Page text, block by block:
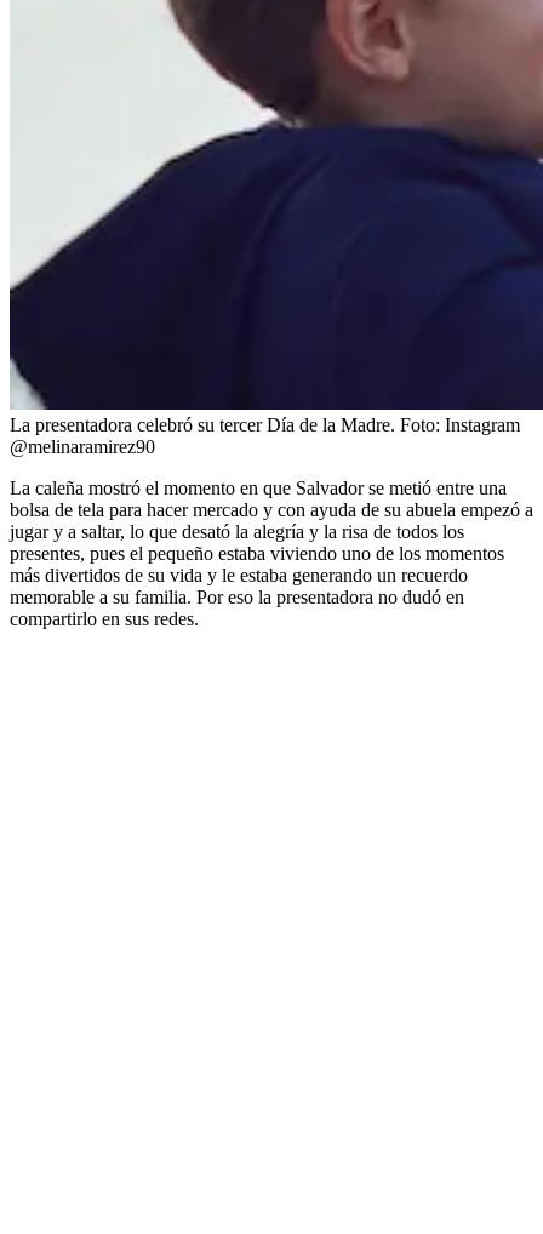
La presentadora celebró su tercer Día de la Madre. Foto: Instagram
@melinaramirez90
La caleña mostró el momento en que Salvador se metió entre una
bolsa de tela para hacer mercado y con ayuda de su abuela empezó a
jugar y a saltar, lo que desató la alegría y la risa de todos los
presentes, pues el pequeño estaba viviendo uno de los momentos
más divertidos de su vida y le estaba generando un recuerdo
memorable a su familia. Por eso la presentadora no dudó en
compartirlo en sus redes.